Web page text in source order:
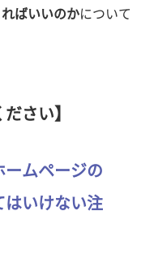
ばいいのかについて
さい】
ームページの
はいけない注